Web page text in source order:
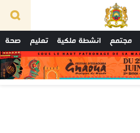
مجتمع انشطة ملكية تعليم صحة